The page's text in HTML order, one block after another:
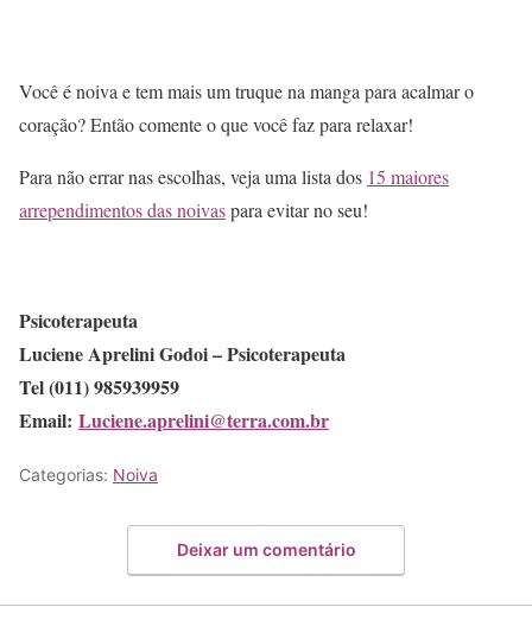
Você é noiva e tem mais um truque na manga para acalmar o
coração? Então comente o que você faz para relaxar!
Para não errar nas escolhas, veja uma lista dos 15 maiores
arrependimentos das noivaspara evitar no seu!
Psicoterapeuta
Luciene Aprelini Godoi – Psicoterapeuta
Tel (011) 985939959
Email: Luciene.aprelini@terra.com.br
Categorias: Noiva
Deixar um comentário